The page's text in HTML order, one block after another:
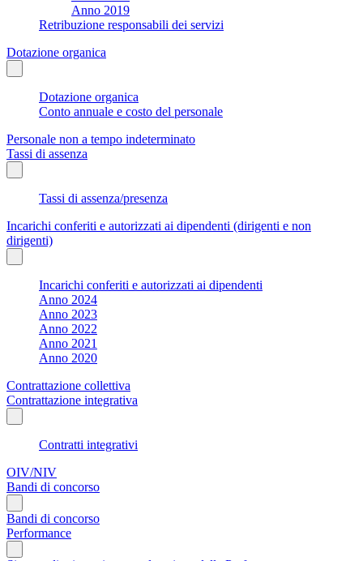
Anno 2019
Retribuzione responsabili dei servizi
Dotazione organica
Dotazione organica
Conto annuale e costo del personale
Personale non a tempo indeterminato
Tassi di assenza
Tassi di assenza/presenza
Incarichi conferiti e autorizzati ai dipendenti (dirigenti e non
dirigenti)
Incarichi conferiti e autorizzati ai dipendenti
Anno 2024
Anno 2023
Anno 2022
Anno 2021
Anno 2020
Contrattazione collettiva
Contrattazione integrativa
Contratti integrativi
OIV/NIV
Bandi di concorso
Bandi di concorso
Performance